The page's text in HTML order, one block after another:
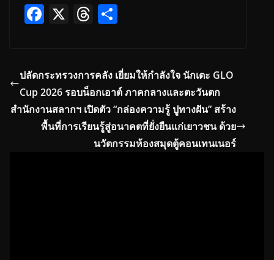
F
b
o
o
k
X T
a
d
s
e
ปลัดกระทรวงการคลัง เยี่ยมให้กำลังใจ นักเตะ GLO
Cup 2026 รอบน็อกเอาต์ ภาคกลางและตะวันตก
สำนักงานสลากฯ เปิดตัว “กล่องความรู้ ปูทางฝัน” สร้าง
พื้นที่การเรียนรู้สู่อนาคตที่ยั่งยืนแก่เยาวชน ด้วย
นวัตกรรมห้องสมุดตู้คอนเทนเนอร์